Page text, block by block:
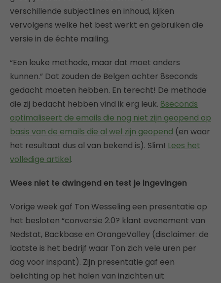
verschillende subjectlines en inhoud, kijken
vervolgens welke het best werkt en gebruiken die
versie in de échte mailing.
“Een leuke methode, maar dat moet anders
kunnen.” Dat zouden de Belgen achter 8seconds
gedacht moeten hebben. En terecht! De methode
die zij bedacht hebben vind ik erg leuk. 8seconds
optimaliseert de emails die nog niet zijn geopend op
basis van de emails die al wel zijn geopend (en waar
het resultaat dus al van bekend is). Slim! Lees het
volledige artikel.
Wees niet te dwingend en test je ingevingen
Vorige week gaf Ton Wesseling een presentatie op
het besloten “conversie 2.0? klant evenement van
Nedstat, Backbase en OrangeValley (disclaimer: de
laatste is het bedrijf waar Ton zich vele uren per
dag voor inspant). Zijn presentatie gaf een
belichting op het halen van inzichten uit